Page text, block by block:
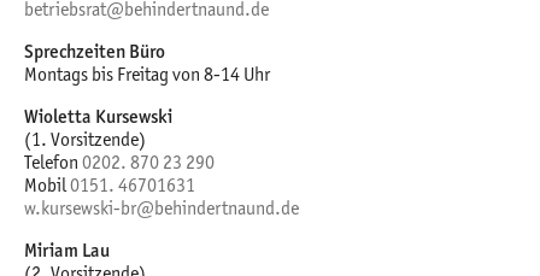
betriebsrat@behindertnaund.de
Sprechzeiten Büro
Montags bis Freitag von 8-14 Uhr
Wioletta Kursewski
(1. Vorsitzende)
Telefon 0202. 870 23 290
Mobil0151. 46701631
w.kursewski-br@behindertnaund.de
Miriam Lau